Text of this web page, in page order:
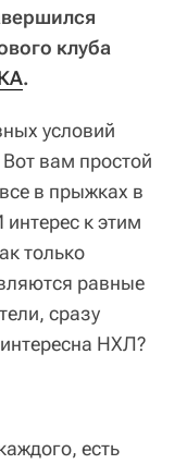
клуба
.
условий
Вот вам простой
в прыжках в
к этим
только
равные
сразу
НХЛ?
есть